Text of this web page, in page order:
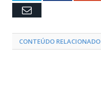
Email
CONTEÚDO RELACIONADO